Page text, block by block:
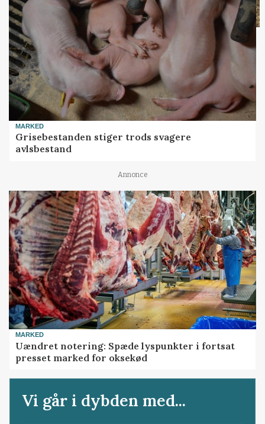
MARKED
Grisebestanden stiger trods svagere
avlsbestand
Annonce
MARKED
Uændret notering: Spæde lyspunkter i fortsat
presset marked for oksekød
Vi går i dybden med...